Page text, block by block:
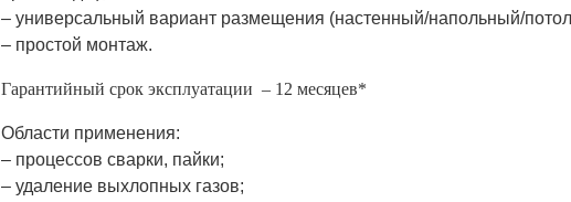
– универсальный вариант размещения (настенный/напольный/
– простой монтаж.
Гарантийный срок эксплуатации – 12 месяцев*
Области применения:
– процессов сварки, пайки;
– удаление выхлопных газов;